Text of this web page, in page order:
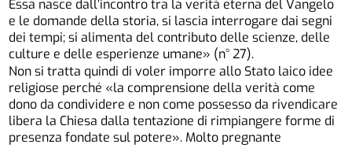
Essa nasce dall’incontro tra la verità eterna del Vangelo
e le domande della storia, si lascia interrogare dai segni
dei tempi; si alimenta del contributo delle scienze, delle
culture e delle esperienze umane» (n° 27).
Non si tratta quindi di voler imporre allo Stato laico idee
religiose perché «la comprensione della verità come
dono da condividere e non come possesso da rivendicare
libera la Chiesa dalla tentazione di rimpiangere forme di
presenza fondate sul potere». Molto pregnante